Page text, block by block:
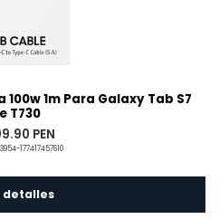
1m Para Galaxy Tab S7
T730
PEN
177417457610
detalles